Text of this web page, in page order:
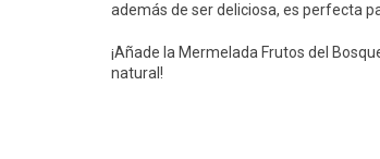
además de ser deliciosa, es perfecta
¡Añade la Mermelada Frutos del
natural!